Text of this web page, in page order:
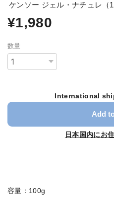
ケンソー ジェル・ナチュレ（
¥1,980
数量
International
Add
日本国内にお
容量：100g